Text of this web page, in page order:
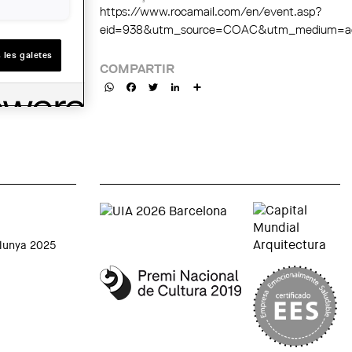
https://www.rocamail.com/en/event.asp?
COMPARTIR
WhatsAppFacebookTwitterLinkedIn
2025
les galetes